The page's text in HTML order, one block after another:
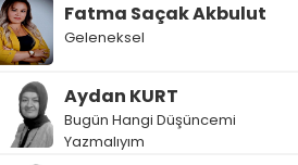
Fatma Saçak Akbulut
Geleneksel
Aydan KURT
Bugün Hangi Düşüncemi
Yazmalıyım